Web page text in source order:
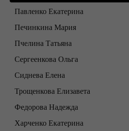
Павленко Екатерина
Печинкина Мария
Пчелина Татьяна
Сергеенкова Ольга
Сиднева Елена
Трощенкова Елизавета
Федорова Надежда
Харченко Екатерина